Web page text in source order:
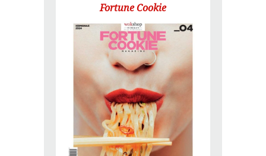
Fortune Cookie